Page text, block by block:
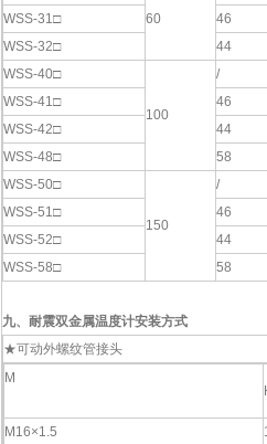
60
WSS-31□ 46
WSS-32□
44
WSS-40□
100
/
WSS-41□ 46
WSS-42□
44
WSS-48□
58
WSS-50□
150
/
WSS-51□ 46
WSS-52□
44
WSS-58□
58
九、 耐震双金属温度计安装方式
★可动外螺纹管接头
M
M16×1.5